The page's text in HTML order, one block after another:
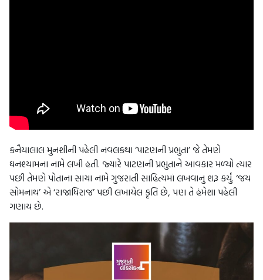
કનૈયાલાલ મુનશીની પહેલી નવલકથા ‘પાટણની પ્રભુતા’ જે તેમણે
ઘનશ્યામના નામે લખી હતી. જ્યારે પાટણની પ્રભુતાને આવકાર મળ્યો ત્યાર
પછી તેમણે પોતાના સાચા નામે ગુજરાતી સાહિત્યમાં લખવાનુ શરૂ કર્યું. ‘જય
સોમનાથ’ એ ‘રાજાધિરાજ’ પછી લખાયેલ કૃતિ છે, પણ તે હંમેશા પહેલી
ગણાય છે.